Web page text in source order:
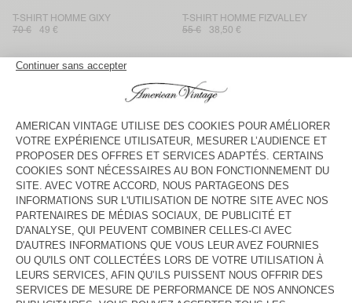
T-SHIRT HOMME GIXY
70 €
49 €
T-SHIRT HOMME FIZVALLEY
55 €
38,50 €
T-SHIRT HOMME YKOBOW
115 €
80,50 €
50 €
35 €
T-SHIRT HOMME SONOMA
55 €
38,50 €
T-SHIRT HOMME FAZY
65 €
45,50 €
T-SHIRT HOMME BIEBAY
130 €
91 €
TOP HOMME LYCAZ
115 €
80,50 €
T-SHIRT HOMME FIZVALLEY
55 €
38,50 €
T-SHIRT HOMME GIXY
70 €
49 €